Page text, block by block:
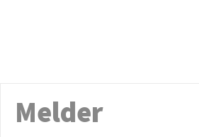
Melder